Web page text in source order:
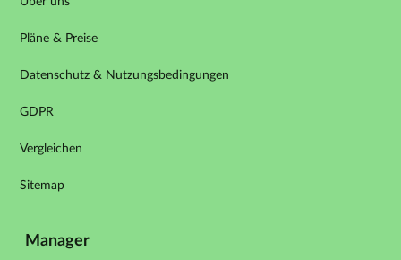
Pläne & Preise
Datenschutz & Nutzungsbedingungen
GDPR
Vergleichen
Sitemap
Manager